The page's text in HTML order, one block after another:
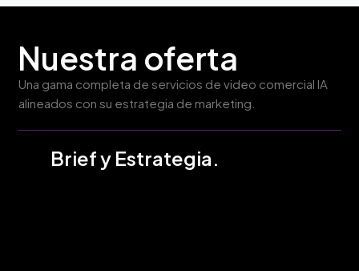
Nuestra oferta
Una gama completa de servicios de video comercial IA
alineados con su estrategia de marketing.
Brief y Estrategia.